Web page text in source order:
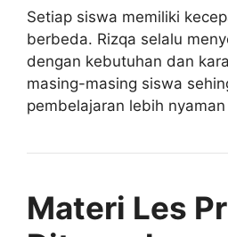
Setiap siswa memiliki
berbeda. Rizqa selalu
dengan kebutuhan dan
masing-masing siswa
pembelajaran lebih
Materi Les